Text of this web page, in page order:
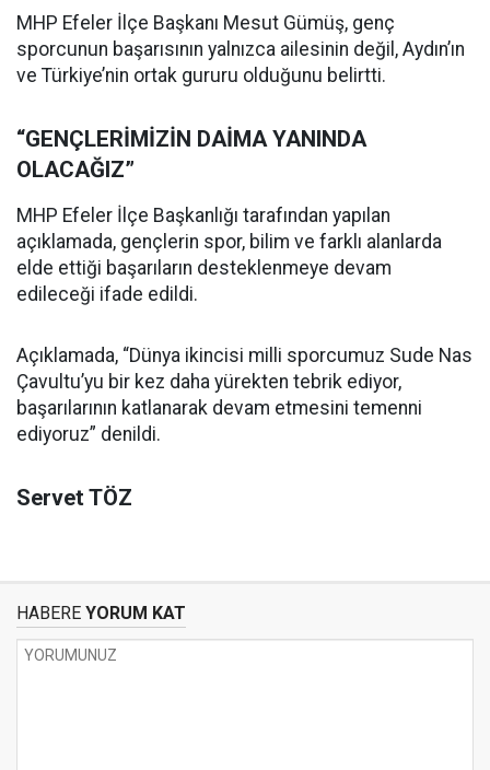
MHP Efeler İlçe Başkanı Mesut Gümüş, genç
sporcunun başarısının yalnızca ailesinin değil, Aydın’ın
ve Türkiye’nin ortak gururu olduğunu belirtti.
“GENÇLERİMİZİN DAİMA YANINDA
OLACAĞIZ”
MHP Efeler İlçe Başkanlığı tarafından yapılan
açıklamada, gençlerin spor, bilim ve farklı alanlarda
elde ettiği başarıların desteklenmeye devam
edileceği ifade edildi.
Açıklamada, “Dünya ikincisi milli sporcumuz Sude Nas
Çavultu’yu bir kez daha yürekten tebrik ediyor,
başarılarının katlanarak devam etmesini temenni
ediyoruz” denildi.
Servet TÖZ
HABERE YORUM KAT